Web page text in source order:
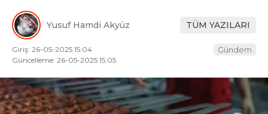
GÜNDEM
SPOR
EKONOMI
MAGAZIN
POLITIKA
Yusuf Hamdi Akyüz TÜM YAZILARI
Giriş: 26-05-2025 15:04
Güncelleme: 26-05-2025 15:05
Gündem